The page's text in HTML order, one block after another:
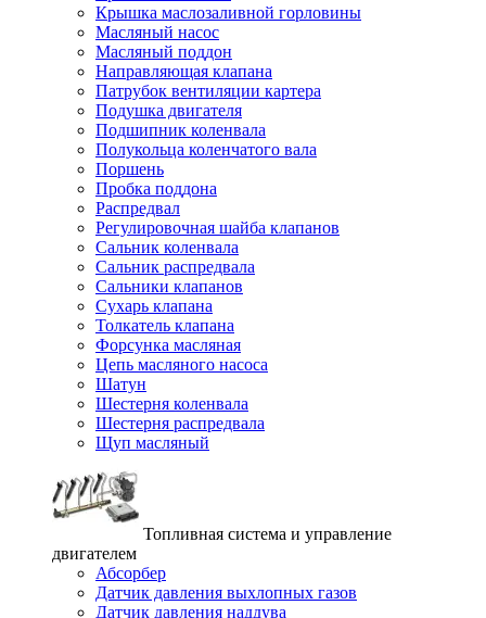
Крышка маслозаливной горловины
Масляный насос
Масляный поддон
Направляющая клапана
Патрубок вентиляции картера
Подушка двигателя
Подшипник коленвала
Полукольца коленчатого вала
Поршень
Пробка поддона
Распредвал
Регулировочная шайба клапанов
Сальник коленвала
Сальник распредвала
Сальники клапанов
Сухарь клапана
Толкатель клапана
Форсунка масляная
Цепь масляного насоса
Шатун
Шестерня коленвала
Шестерня распредвала
Щуп масляный
Топливная система и управление
двигателем
Абсорбер
Датчик давления выхлопных газов
Датчик давления наддува